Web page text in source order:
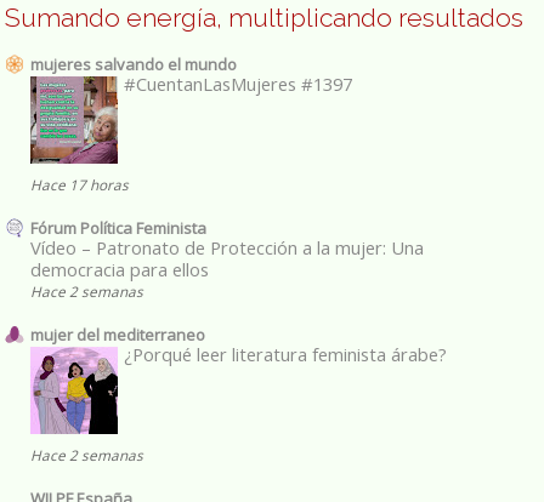
Sumando energía, multiplicando resultados
mujeres salvando el mundo
#CuentanLasMujeres #1397
Hace 17 horas
Fórum Política Feminista
Vídeo – Patronato de Protección a la mujer: Una
democracia para ellos
Hace 2 semanas
mujer del mediterraneo
¿Porqué leer literatura feminista árabe?
Hace 2 semanas